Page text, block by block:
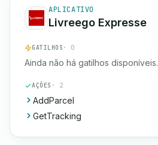
APLICATIVO
Livreego Expresse
GATILHOS · 0
Ainda não há gatilhos disponíveis.
AÇÕES · 2
AddParcel
GetTracking